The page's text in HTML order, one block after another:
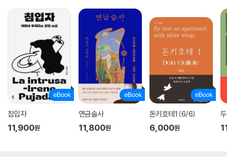
침입자
11,900원
연금술사
11,800원
돈키호테1 (6/6)
6,000원